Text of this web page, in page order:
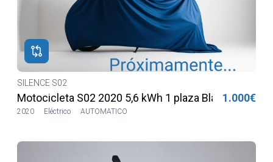
SILENCE S02
Motocicleta S02 2020 5,6 kWh 1 plaza Blanca
2020 Eléctrico AUTOMATICO
1.000€